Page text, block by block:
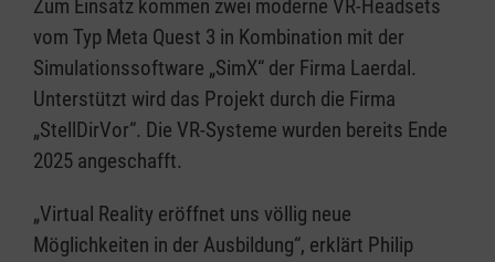
Zum Einsatz kommen zwei moderne VR-Headsets
vom Typ Meta Quest 3 in Kombination mit der
Simulationssoftware „SimX“ der Firma Laerdal.
Unterstützt wird das Projekt durch die Firma
„StellDirVor“. Die VR-Systeme wurden bereits Ende
2025 angeschafft.
„Virtual Reality eröffnet uns völlig neue
Möglichkeiten in der Ausbildung“, erklärt Philip